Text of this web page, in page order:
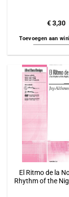
€3,30
Toevoegen aan
El Ritmo de la
Rhythm of the